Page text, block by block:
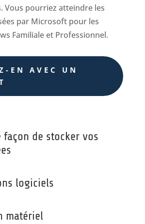
Vous pourriez atteindre les
par Microsoft pour les
Familiale et Professionnel.
EN AVEC UN
façon de stocker vos
logiciels
matériel